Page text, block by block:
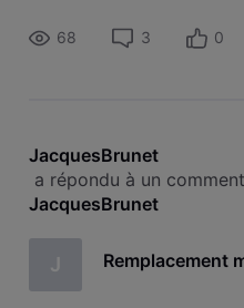
68 3 0
JacquesBrunet
a répondu à un
JacquesBrunet
J Remplacement